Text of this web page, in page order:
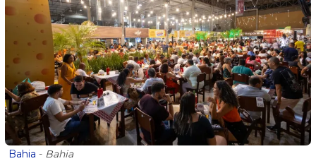
Bahia - Bahia